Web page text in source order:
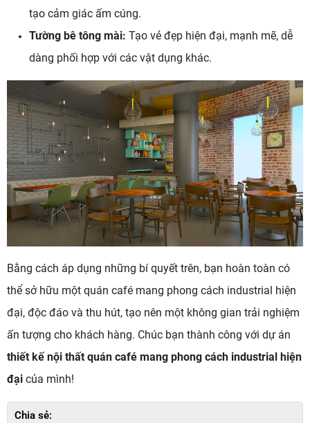
tạo cảm giác ấm cúng.
Tường bê tông mài: Tạo vẻ đẹp hiện đại, mạnh mẽ, dễ
dàng phối hợp với các vật dụng khác.
Bằng cách áp dụng những bí quyết trên, bạn hoàn toàn có
thể sở hữu một quán café mang phong cách industrial hiện
đại, độc đáo và thu hút, tạo nên một không gian trải nghiệm
ấn tượng cho khách hàng. Chúc bạn thành công với dự án
thiết kế nội thất quán café mang phong cách industrial hiện
đại của mình!
Chia sẻ: